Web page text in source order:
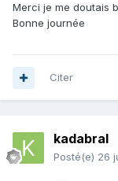
Merci je me doutais
Bonne journée
Citer
kadabral
Posté(e) 26